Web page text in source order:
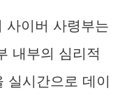
사이버 사령부는
내부의 심리적
시간으로 데이